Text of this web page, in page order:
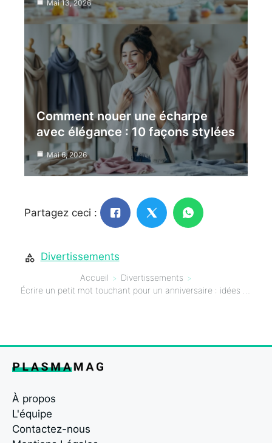
Mai 13, 2026
Comment nouer une écharpe
avec élégance : 10 façons stylées
Mai 6, 2026
Partagez ceci :
Divertissements
Accueil
Divertissements
À propos
L'équipe
Contactez-nous